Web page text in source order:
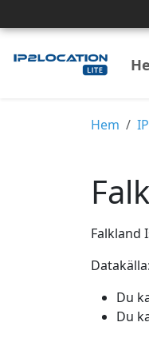
Hem
Falkland
Datakälla:
Du
Du